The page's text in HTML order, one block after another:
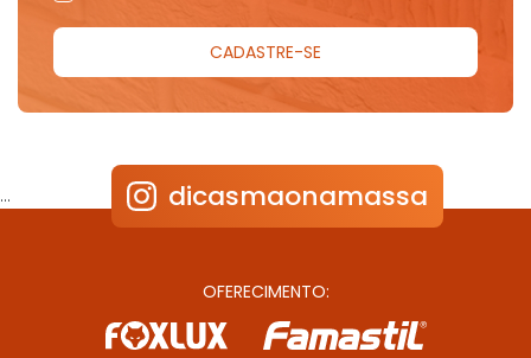
… dicasmaonamassa
OFERECIMENTO: